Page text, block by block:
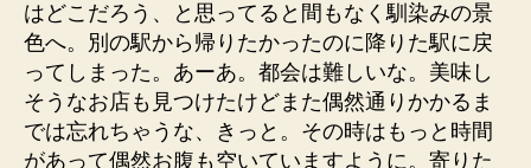
はどこだろう、と思ってると間もなく馴染みの景
色へ。別の駅から帰りたかったのに降りた駅に戻
ってしまった。あーあ。都会は難しいな。美味し
そうなお店も見つけたけどまた偶然通りかかるま
では忘れちゃうな、きっと。その時はもっと時間
があって偶然お腹も空いていますように。寄りた